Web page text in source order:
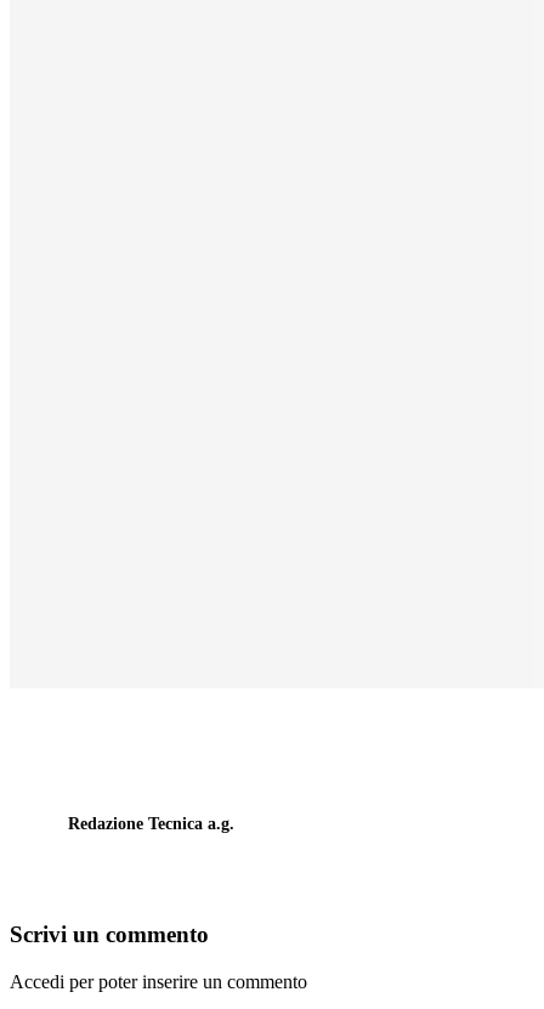
Redazione Tecnica a.g.
Scrivi un commento
Accedi per poter inserire un commento